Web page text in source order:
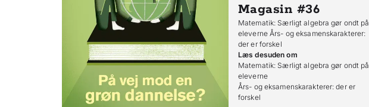
Magasin #36
Matematik: Særligt algebra gør ondt på
eleverne Års- og eksamenskarakterer:
der er forskel
Læs desuden om
Matematik: Særligt algebra gør ondt på
eleverne
Års- og eksamenskarakterer: der er
forskel